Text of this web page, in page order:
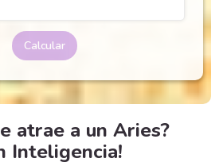
Calcular
atrae a un Aries?
Inteligencia!